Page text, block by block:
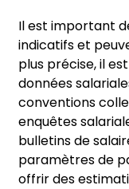
Il est important
indicatifs et
plus précise, il
données
conventions
enquêtes
bulletins de
paramètres de
offrir des